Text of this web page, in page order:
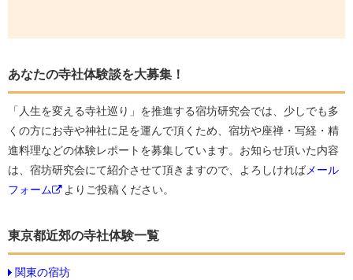
あなたの寺社体験談を大募集！
「人生を変える寺社巡り」を推進する宿坊研究会では、少しでも多
くの方にお寺や神社に足を運んで頂くため、宿坊や座禅・写経・精
進料理などの体験レポートを募集しています。お知らせ頂いた内容
は、宿坊研究会にて紹介させて頂きますので、よろしければメール
フォーム
よりご投稿ください。
東京都近郊の寺社体験一覧
関東の宿坊